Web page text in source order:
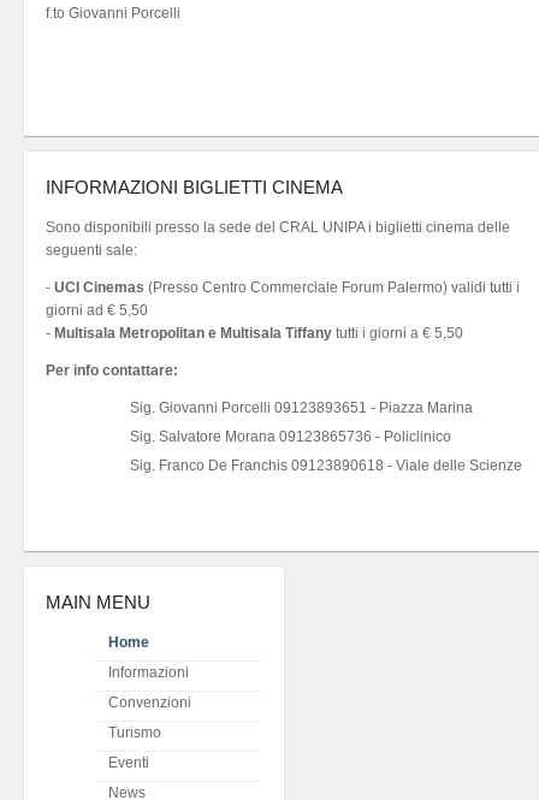
f.to Giovanni Porcelli
INFORMAZIONI BIGLIETTI CINEMA
Sono disponibili presso la sede del CRAL UNIPA i biglietti cinema delle
seguenti sale:
- UCI Cinemas (Presso Centro Commerciale Forum Palermo) validi tutti i
giorni ad € 5,50
- Multisala Metropolitan e Multisala Tiffany tutti i giorni a € 5,50
Per info contattare:
Sig. Giovanni Porcelli 09123893651 - Piazza Marina
Sig. Salvatore Morana 09123865736 - Policlinico
Sig. Franco De Franchis 09123890618 - Viale delle Scienze
MAIN MENU
Home
Informazioni
Convenzioni
Turismo
Eventi
News